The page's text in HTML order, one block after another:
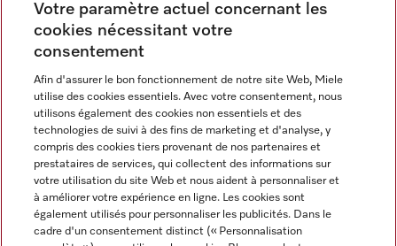
Langue
FRANCAIS
Votre paramètre actuel concernant les
cookies nécessitant votre
consentement
Afin d'assurer le bon fonctionnement de notre site Web, Miele
utilise des cookies essentiels. Avec votre consentement, nous
utilisons également des cookies non essentiels et des
technologies de suivi à des fins de marketing et d'analyse, y
compris des cookies tiers provenant de nos partenaires et
prestataires de services, qui collectent des informations sur
votre utilisation du site Web et nous aident à personnaliser et
à améliorer votre expérience en ligne. Les cookies sont
également utilisés pour personnaliser les publicités. Dans le
cadre d'un consentement distinct (« Personnalisation